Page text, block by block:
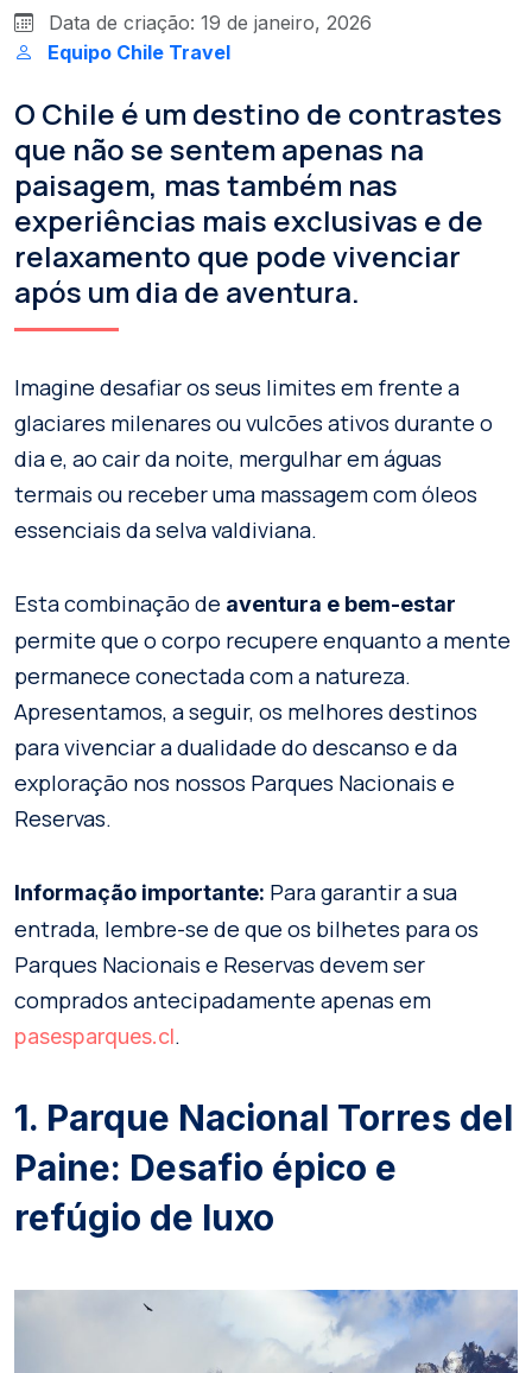
Data de criação: 19 de janeiro, 2026
Equipo Chile Travel
O Chile é um destino de contrastes
que não se sentem apenas na
paisagem, mas também nas
experiências mais exclusivas e de
relaxamento que pode vivenciar
após um dia de aventura.
Imagine desafiar os seus limites em frente a
glaciares milenares ou vulcões ativos durante o
dia e, ao cair da noite, mergulhar em águas
termais ou receber uma massagem com óleos
essenciais da selva valdiviana.
Esta combinação de aventura e bem-estar
permite que o corpo recupere enquanto a mente
permanece conectada com a natureza.
Apresentamos, a seguir, os melhores destinos
para vivenciar a dualidade do descanso e da
exploração nos nossos Parques Nacionais e
Reservas.
Informação importante: Para garantir a sua
entrada, lembre-se de que os bilhetes para os
Parques Nacionais e Reservas devem ser
comprados antecipadamente apenas em
pasesparques.cl.
1. Parque Nacional Torres del
Paine: Desafio épico e
refúgio de luxo